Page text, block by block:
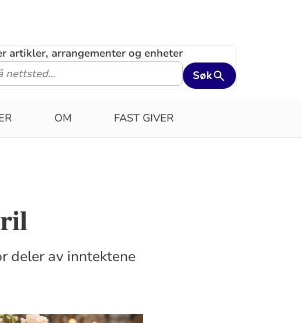
artikler, arrangementer og enheter
Søk
OM FAST GIVER
deler av inntektene